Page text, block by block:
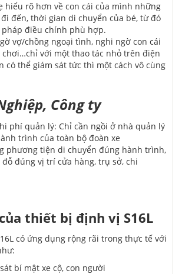
hiểu rõ hơn về con cái của mình những
đến, thời gian di chuyển của bé, từ đó
điều chính phù hợp.
vợ/chồng ngoại tình, nghi ngờ con cái
với một thao tác nhỏ trên điện
có thể giám sát tức thì một cách vô cùng
Công ty
phí quản lý: Chỉ cần ngồi ở nhà quản lý
trình của toàn bộ đoàn xe
phương tiện di chuyển đúng hành trình,
đúng vị trí cửa hàng, trụ sở, chi
thiết bị định vị S16L
có ứng dụng rộng rãi trong thực tế với
bí mật xe cộ, con người